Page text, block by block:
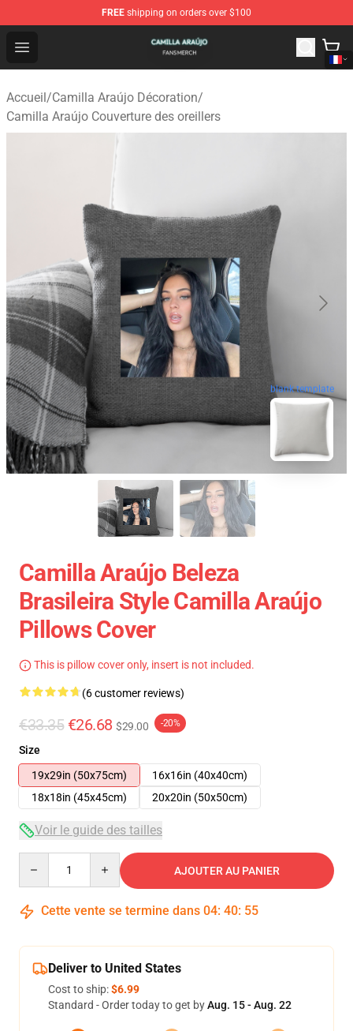
FREE shipping on orders over $100
Open menu
Camilla Araújo Shop - Official Camilla Araújo
Accueil/Camilla Araújo Décoration/
Camilla Araújo Couverture des oreillers
blank template
Camilla Araújo Beleza
Brasileira Style Camilla Araújo
Pillows Cover
This is pillow cover only, insert is not included.
(6 customer reviews)
€33.35 €26.68 $29.00 -20%
Size
19x29in (50x75cm)
16x16in (40x40cm)
18x18in (45x45cm)
20x20in (50x50cm)
Voir le guide des tailles
AJOUTER AU PANIER
Cette vente se termine dans 04: 40: 54
Deliver to United States
Cost to ship:$6.99
Standard - Order today to get byAug. 15 - Aug. 22